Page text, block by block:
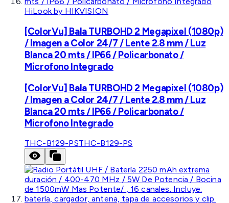
HiLook by HIKVISION
[ColorVu] Bala TURBOHD 2 Megapixel (1080p)
/ Imagen a Color 24/7 / Lente 2.8 mm / Luz
Blanca 20 mts / IP66 / Policarbonato /
Microfono Integrado
[ColorVu] Bala TURBOHD 2 Megapixel (1080p)
/ Imagen a Color 24/7 / Lente 2.8 mm / Luz
Blanca 20 mts / IP66 / Policarbonato /
Microfono Integrado
THC-B129-PSTHC-B129-PS